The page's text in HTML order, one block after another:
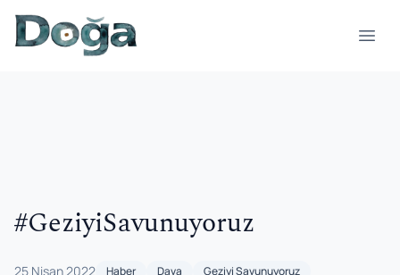
İçeriğe geç
#GeziyiSavunuyoruz
25 Nisan 2022 Haber Dava Geziyi Savunuyoruz